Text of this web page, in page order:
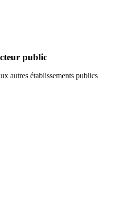
public
autres établissements publics